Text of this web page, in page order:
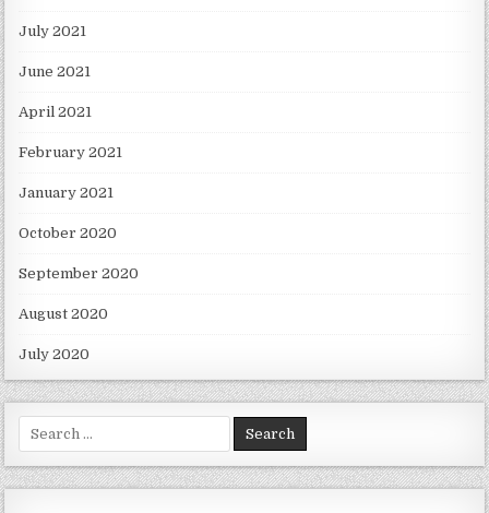
July 2021
June 2021
April 2021
February 2021
January 2021
October 2020
September 2020
August 2020
July 2020
Search for: